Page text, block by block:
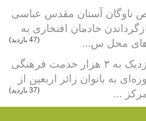
ناوگان آستان مقدس عباسی
خادمان افتخاری به
محل س...
(47 بازدید)
ارائه نزدیک به ۳ هزار خدمت فرهنگی
به بانوان زائر اربعین از
...
(37 بازدید)